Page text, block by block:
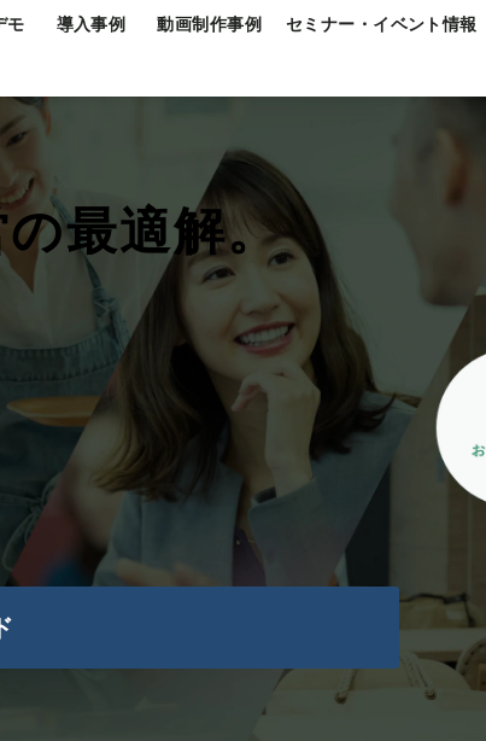
モ 導入事例 動画制作事例 セミナー・イベント情報
最適解。